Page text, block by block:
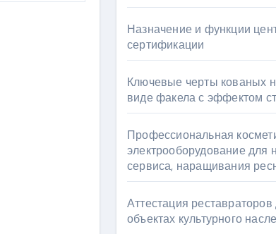
Назначение и функции
сертификации
Ключевые черты кованых
виде факела с эффектом
Профессиональная
электрооборудование для
сервиса, наращивания
Аттестация
объектах культурного